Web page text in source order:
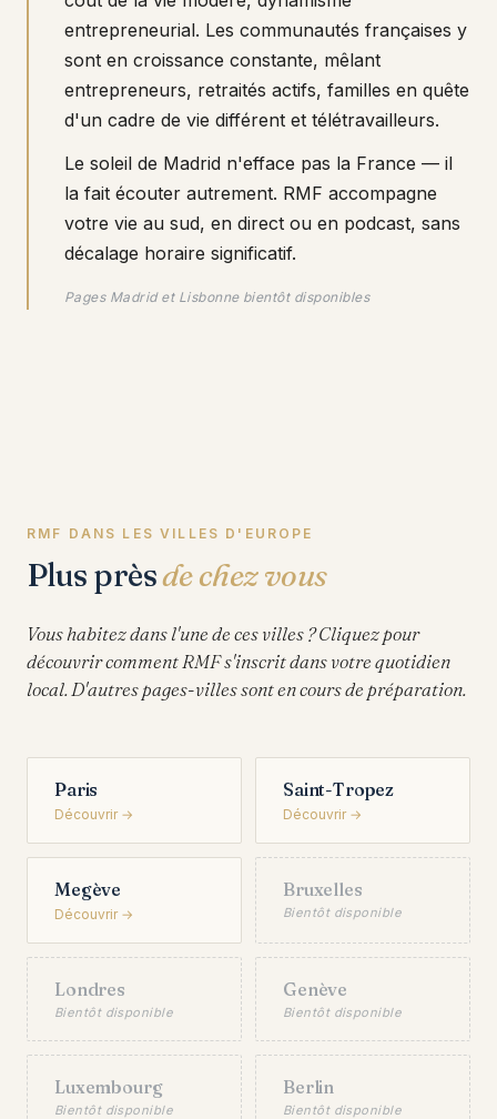
entrepreneurial. Les communautés françaises y
sont en croissance constante, mêlant
entrepreneurs, retraités actifs, familles en quête
d'un cadre de vie différent et télétravailleurs.
Le soleil de Madrid n'efface pas la France — il
la fait écouter autrement. RMF accompagne
votre vie au sud, en direct ou en podcast, sans
décalage horaire significatif.
Pages Madrid et Lisbonne bientôt disponibles
RMF DANS LES VILLES D'EUROPE
Plus prèsde chez vous
Vous habitez dans l'une de ces villes ? Cliquez pour
découvrir comment RMF s'inscrit dans votre quotidien
local. D'autres pages-villes sont en cours de préparation.
Paris
Découvrir →
Saint-Tropez
Découvrir →
Megève
Découvrir →
Bruxelles
Bientôt disponible
Londres
Bientôt disponible
Genève
Bientôt disponible
Luxembourg
Bientôt disponible
Berlin
Bientôt disponible